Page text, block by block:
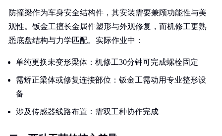
防撞梁作为车身安全结构件，其安装需要兼顾功能性与美
观性。钣金工擅长金属件塑形与外观修复，而机修工更熟
悉底盘结构与力学匹配。实际作业中：
单纯更换未变形梁体：机修工30分钟可完成螺栓固定
需矫正梁体或修复连接部位：钣金工需动用专业整形设
备
涉及传感器线路布置：需双工种协作完成